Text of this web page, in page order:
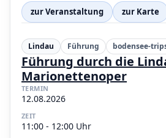
zur Veranstaltung zur Karte
Lindau Führung bodensee-
Führung durch die
Marionettenoper
TERMIN
12.08.2026
ZEIT
11:00 - 12:00 Uhr